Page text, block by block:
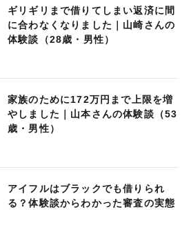
ギリギリまで借りてしまい返済に間
に合わなくなりました｜山崎さんの
体験談（28歳・男性）
家族のために172万円まで上限を増
やしました｜山本さんの体験談（53
歳・男性）
アイフルはブラックでも借りられ
る？体験談からわかった審査の実態